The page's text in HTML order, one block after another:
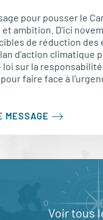
pour pousser le
ambition. D’ici
de réduction des
d’action climatique
sur la
faire face à
MESSAGE
Voir tous